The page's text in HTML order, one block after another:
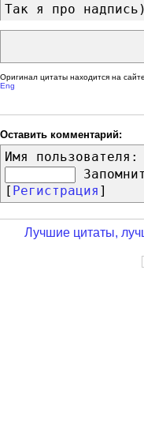
Так я про
Оригинал цитаты находится на
Eng
Оставить комментарий:
Имя пользователя:
[ Регистрация ]
Лучшие цитаты,